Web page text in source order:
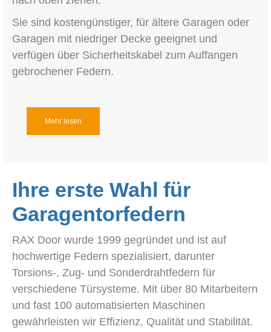
Sie sind kostengünstiger, für ältere Garagen oder
Garagen mit niedriger Decke geeignet und
verfügen über Sicherheitskabel zum Auffangen
gebrochener Federn.
Mehr lesen
Ihre erste Wahl für
Garagentorfedern
RAX Door wurde 1999 gegründet und ist auf
hochwertige Federn spezialisiert, darunter
Torsions-, Zug- und Sonderdrahtfedern für
verschiedene Türsysteme. Mit über 80 Mitarbeitern
und fast 100 automatisierten Maschinen
gewährleisten wir Effizienz, Qualität und Stabilität.